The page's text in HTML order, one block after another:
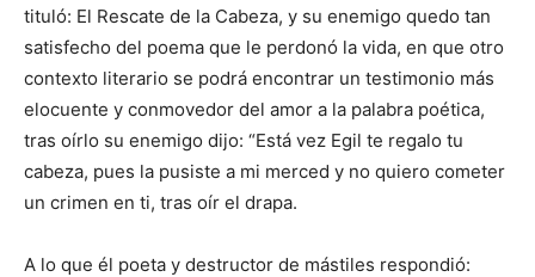
tituló: El Rescate de la Cabeza, y su enemigo quedo tan
satisfecho del poema que le perdonó la vida, en que otro
contexto literario se podrá encontrar un testimonio más
elocuente y conmovedor del amor a la palabra poética,
tras oírlo su enemigo dijo: “Está vez Egil te regalo tu
cabeza, pues la pusiste a mi merced y no quiero cometer
un crimen en ti, tras oír el drapa.
A lo que él poeta y destructor de mástiles respondió: